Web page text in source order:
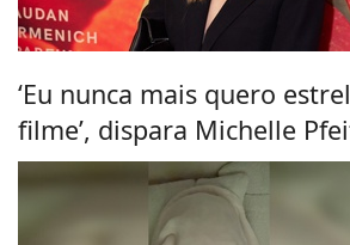
‘Eu nunca mais quero
filme’, dispara Michelle